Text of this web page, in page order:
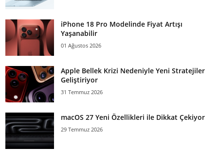
iPhone 18 Pro Modelinde Fiyat Artışı
Yaşanabilir
01 Ağustos 2026
Apple Bellek Krizi Nedeniyle Yeni Stratejiler
Geliştiriyor
31 Temmuz 2026
macOS 27 Yeni Özellikleri ile Dikkat Çekiyor
29 Temmuz 2026